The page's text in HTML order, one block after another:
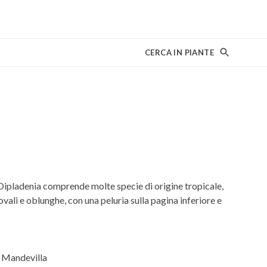
CERCA IN PIANTE
comprende molte specie di origine tropicale,
e oblunghe, con una peluria sulla pagina inferiore e
Mandevilla